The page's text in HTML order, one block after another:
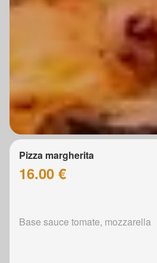
Pizza margherita
16.00 €
Base sauce tomate, mozzarella